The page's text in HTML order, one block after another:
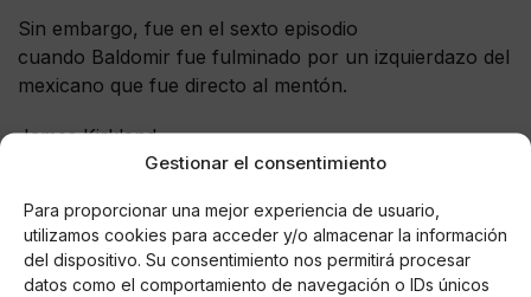
Gestionar el consentimiento
Para proporcionar una mejor experiencia de usuario,
utilizamos cookies para acceder y/o almacenar la información
del dispositivo. Su consentimiento nos permitirá procesar
datos como el comportamiento de navegación o IDs únicos
Sin embargo, fue en el sexto episodio
cuando Baldomir fue fulminado por un izquierdazo del
mexicano que fue directo al mentón.
James Kirkland
en mayo de 2015 frente a James Kirkland, quien
apenas aguantó tres rounds frente a la metralla del de
Guadalajara, en el estadio de los Astros de Houston.